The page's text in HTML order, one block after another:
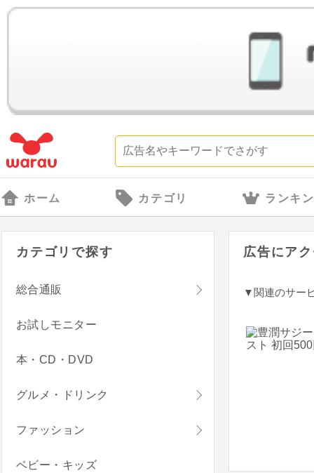
ホーム カテゴリ ランキ
広告にア
▼関連のサー
カテゴリで探す
総合通販
お試しモニター
本・CD・DVD
グルメ・ドリンク
ファッション
ベビー・キッズ